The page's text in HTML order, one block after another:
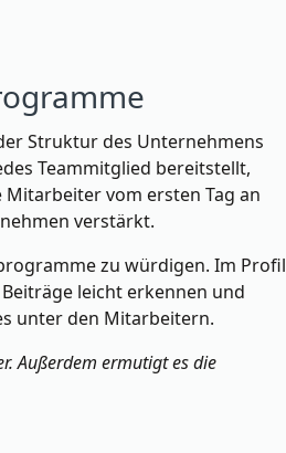
Struktur des Unternehmens
Teammitglied bereitstellt,
vom ersten Tag an
verstärkt.
zu würdigen. Im Profil
leicht erkennen und
unter den Mitarbeitern.
Außerdem ermutigt es die